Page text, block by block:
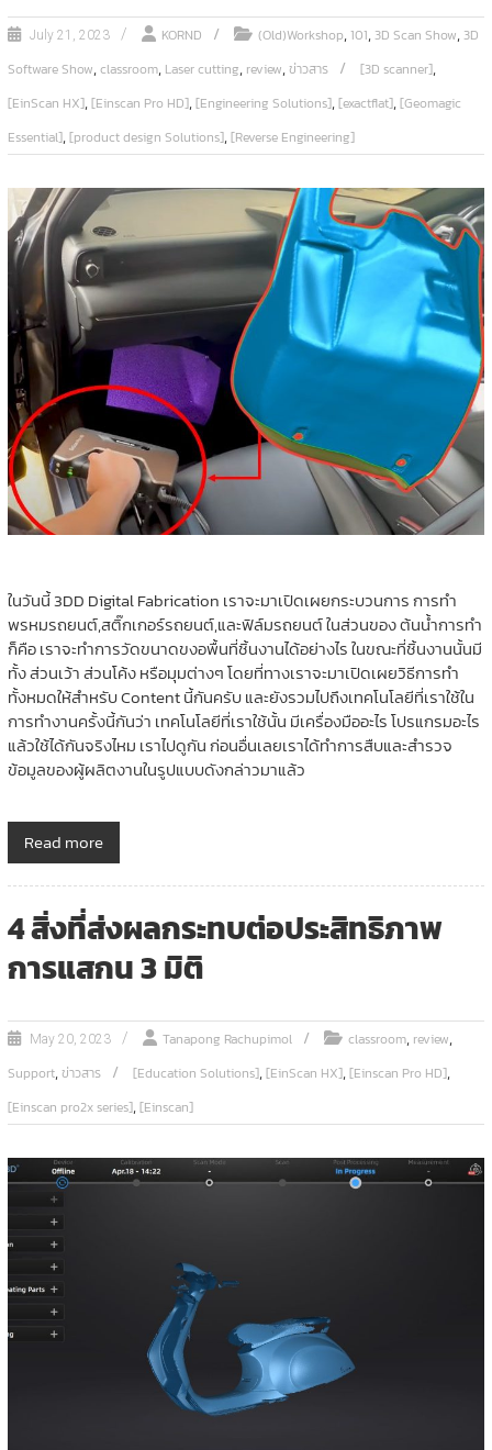
July 21, 2023 KORND (Old)Workshop,101,3D Scan Show,3D
Software Show,classroom, Laser cutting, review,ข่าวสาร [3D scanner],
[EinScan HX],[Einscan Pro HD],[Engineering Solutions],[exactflat],[Geomagic
Essential],[product design Solutions],[Reverse Engineering]
ในวันนี้ 3DD Digital Fabrication เราจะมาเปิดเผยกระบวนการ การทำ
พรหมรถยนต์,สติ๊กเกอร์รถยนต์,และฟิล์มรถยนต์ ในส่วนของ ต้นน้ำการทำ
ก็คือ เราจะทำการวัดขนาดขงอพื้นที่ชิ้นงานได้อย่างไร ในขณะที่ชิ้นงานนั้นมี
ทั้ง ส่วนเว้า ส่วนโค้ง หรือมุมต่างๆ โดยที่ทางเราจะมาเปิดเผยวิธีการทำ
ทั้งหมดให้สำหรับ Content นี้กันครับ และยังรวมไปถึงเทคโนโลยีที่เราใช้ใน
การทำงานครั้งนี้กันว่า เทคโนโลยีที่เราใช้นั้น มีเครื่องมืออะไร โปรแกรมอะไร
แล้วใช้ได้กันจริงไหม เราไปดูกัน ก่อนอื่นเลยเราได้ทำการสืบและสำรวจ
ข้อมูลของผู้ผลิตงานในรูปแบบดังกล่าวมาแล้ว
Read more
4 สิ่งที่ส่งผลกระทบต่อประสิทธิภาพ
การแสกน 3 มิติ
May 20, 2023 Tanapong Rachupimol classroom, review,
Support,ข่าวสาร [Education Solutions],[EinScan HX],[Einscan Pro HD],
[Einscan pro2x series],[Einscan]